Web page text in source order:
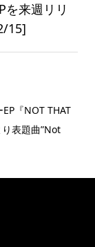
を来週リリ
15]
『NOT THAT
表題曲”Not